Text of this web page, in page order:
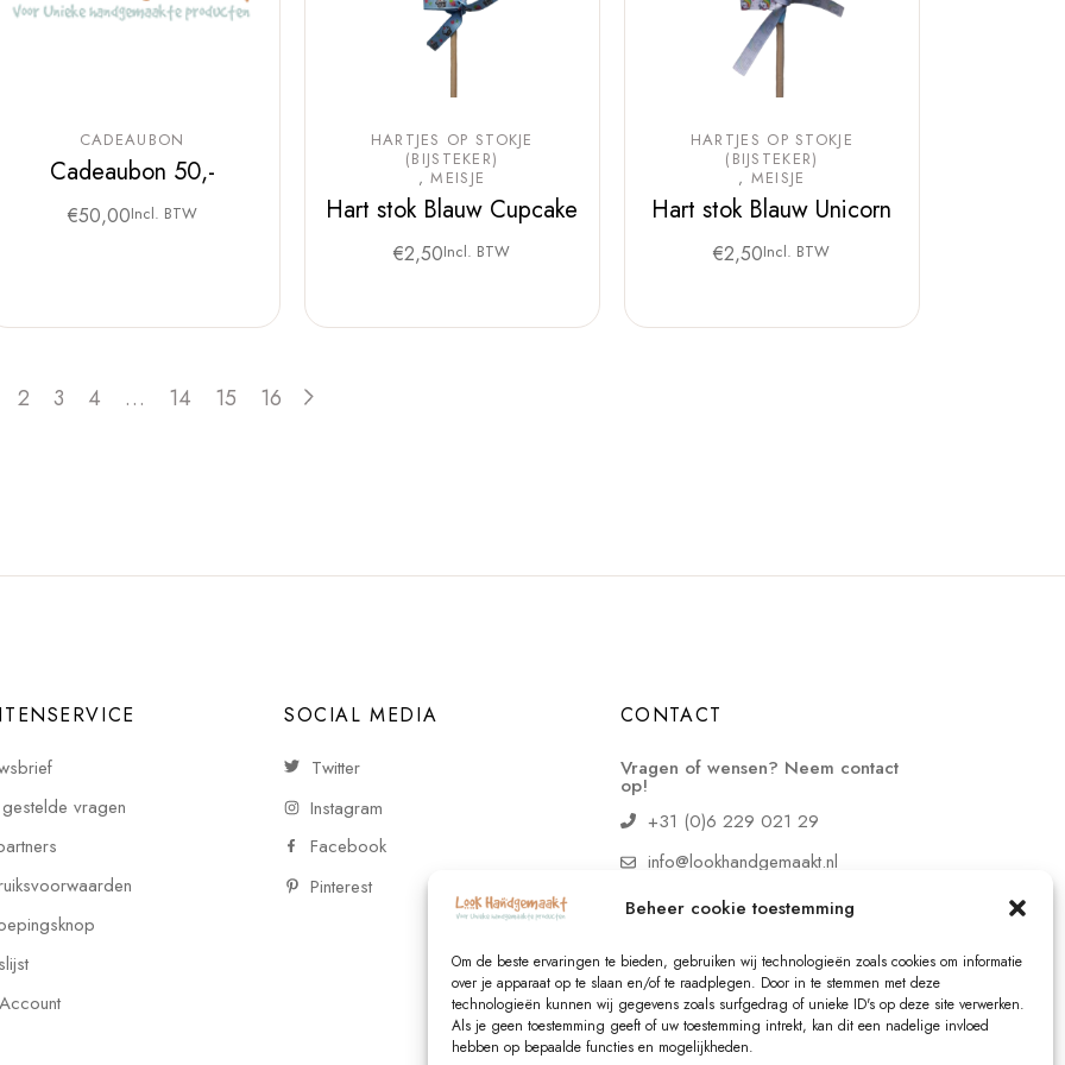
Beheer cookie toestemming
Om de beste ervaringen te bieden, gebruiken wij technologieën zoals cookies om informatie
over je apparaat op te slaan en/of te raadplegen. Door in te stemmen met deze
technologieën kunnen wij gegevens zoals surfgedrag of unieke ID's op deze site verwerken.
Als je geen toestemming geeft of uw toestemming intrekt, kan dit een nadelige invloed
hebben op bepaalde functies en mogelijkheden.
CADEAUBON
Cadeaubon 50,-
€50,00Incl. BTW
HARTJES OP STOKJE
(BIJSTEKER)
MEISJE
Hart stok Blauw Cupcake
€2,50Incl. BTW
HARTJES OP STOKJE
(BIJSTEKER)
MEISJE
Hart stok Blauw Unicorn
€2,50Incl. BTW
2 3 4 … 14 15 16
vragen
SOCIAL MEDIA
Twitter
Instagram
Facebook
Pinterest
CONTACT
Vragen of wensen? Neem contact
op!
+31 (0)6 229 021 29
info@lookhandgemaakt.nl